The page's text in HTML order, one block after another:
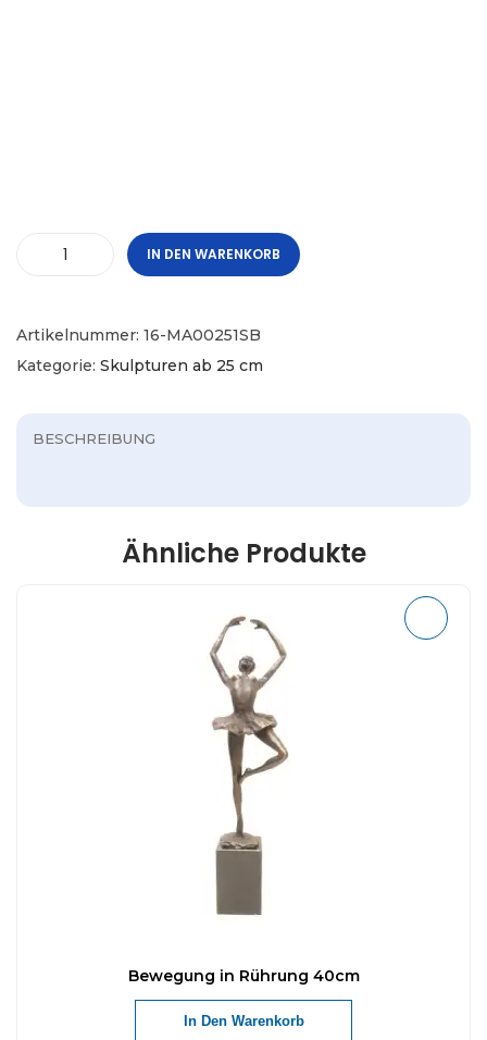
IN DEN WARENKORB
Artikelnummer: 16-MA00251SB
Kategorie: Skulpturen ab 25 cm
BESCHREIBUNG
Ähnliche Produkte
Bewegung in Rührung 40cm
In Den Warenkorb